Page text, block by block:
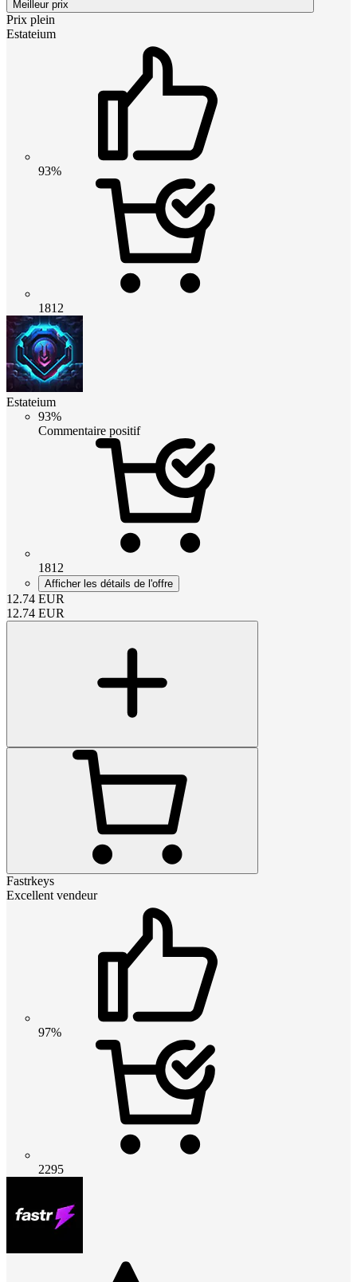
Meilleur prix
Prix plein
Estateium
93%
1812
Estateium
93%
Commentaire positif
1812
Afficher les détails de l'offre
12.74 EUR
12.74 EUR
Fastrkeys
Excellent vendeur
97%
2295